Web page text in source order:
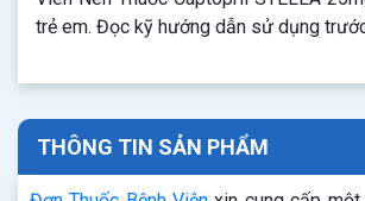
trẻ em. Đọc kỹ hướng dẫn sử dụng
THÔNG TIN SẢN PHẨM